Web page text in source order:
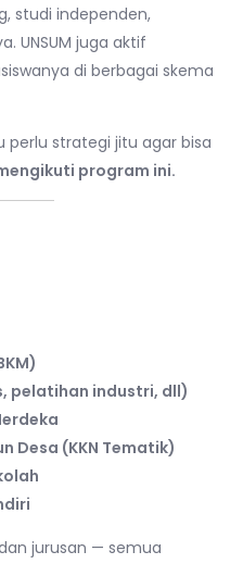
studi independen,
UNSUM juga aktif
di berbagai skema
perlu strategi jitu agar bisa
program ini.
pelatihan industri, dll)
Desa (KKN Tematik)
jurusan — semua